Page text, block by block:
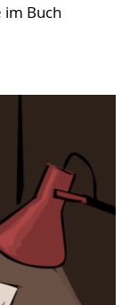
im Buch